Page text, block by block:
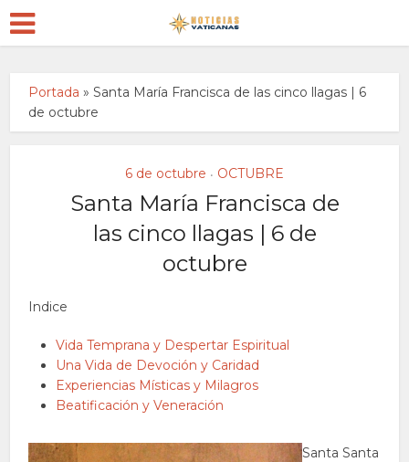
Portada »Santa María Francisca de las cinco llagas | 6
de octubre
6 de octubre • OCTUBRE
Santa María Francisca de
las cinco llagas | 6 de
octubre
Indice
Vida Temprana y Despertar Espiritual
Una Vida de Devoción y Caridad
Experiencias Místicas y Milagros
Beatificación y Veneración
Santa Santa